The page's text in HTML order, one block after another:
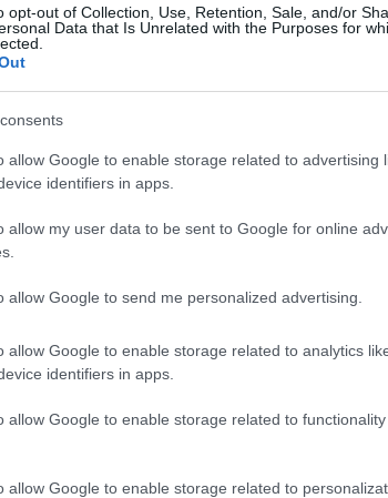
opt-out of Collection, Use, Retention, Sale, and/or
Data that Is Unrelated with the Purposes for
allow Google to enable storage related to advertising
identifiers in apps.
allow my user data to be sent to Google for online
allow Google to send me personalized advertising.
allow Google to enable storage related to analytics
identifiers in apps.
allow Google to enable storage related to
allow Google to enable storage related to
25 Φεβρουαρίου 2025.
, οι κύριες και επικουρικές
Αγγλικών σε μόνο 2
η πιο Εύκολη